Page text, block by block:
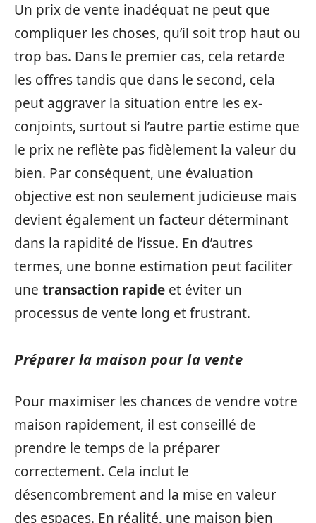
Un prix de vente inadéquat ne peut que
compliquer les choses, qu’il soit trop haut ou
trop bas. Dans le premier cas, cela retarde
les offres tandis que dans le second, cela
peut aggraver la situation entre les ex-
conjoints, surtout si l’autre partie estime que
le prix ne reflète pas fidèlement la valeur du
bien. Par conséquent, une évaluation
objective est non seulement judicieuse mais
devient également un facteur déterminant
dans la rapidité de l’issue. En d’autres
termes, une bonne estimation peut faciliter
une transaction rapide et éviter un
processus de vente long et frustrant.
Préparer la maison pour la vente
Pour maximiser les chances de vendre votre
maison rapidement, il est conseillé de
prendre le temps de la préparer
correctement. Cela inclut le
désencombrement and la mise en valeur
des espaces. En réalité, une maison bien